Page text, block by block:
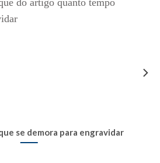
se demora para engravidar